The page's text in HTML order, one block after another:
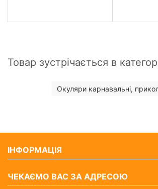
Товар зустрічається в
Окуляри карнавальні,
ІНФОРМАЦІЯ
ЧЕКАЄМО ВАС ЗА АДРЕСОЮ